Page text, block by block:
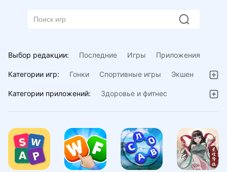
Выбор редакции: Последние Игры Приложения
Категории игр: Гонки Спортивные игры
Экшен
Словесные игры
Настольные игры
Казино
Музыка
Ролевые
Стратегии
Приключения
Карточные
Обучающие
Категории приложений:
Здоровье и фитнес
Стиль жизни
Книги и справочники
Музыка и аудио